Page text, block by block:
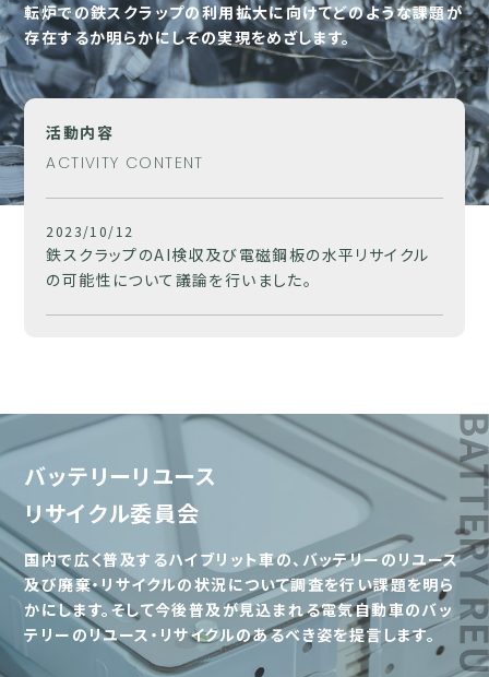
転炉での鉄スクラップの利用拡大に向けてどのような課題が
存在するか明らかにしその実現をめざします。
活動内容
ACTIVITY CONTENT
2023/10/12
鉄スクラップのAI検収及び電磁鋼板の水平リサイクル
の可能性について議論を行いました。
バッテリーリユース
リサイクル委員会
国内で広く普及するハイブリット車の、バッテリーのリユース
及び廃棄・リサイクルの状況について調査を行い課題を明ら
かにします。そして今後普及が見込まれる電気自動車のバッ
テリーのリユース・リサイクルのあるべき姿を提言します。